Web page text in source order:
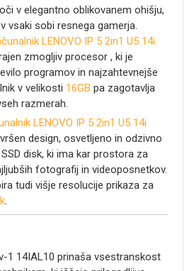
v elegantno oblikovanem ohišju,
vsaki sobi resnega gamerja.
LENOVO IP 5 2in1 U5 14i
zmogljiv procesor , ki je
programov in najzahtevnejše
v velikosti 16GB pa zagotavlja
razmerah.
LENOVO IP 5 2in1 U5 14i
design, osvetljeno in odzivno
disk, ki ima kar prostora za
fotografij in videoposnetkov.
tudi višje resolucije prikaza za
.
1 14IAL10 prinaša vsestranskost